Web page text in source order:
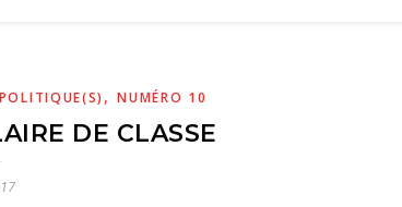
,NUMÉRO 10
DE CLASSE